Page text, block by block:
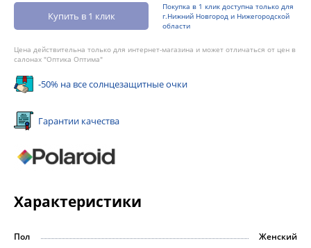
Купить в 1 клик
Покупка в 1 клик доступна только для
г.Нижний Новгород и Нижегородской
области
Цена действительна только для интернет-магазина и может отличаться от цен в
салонах "Оптика Оптима"
-50% на все солнцезащитные очки
Гарантии качества
Характеристики
Пол
Женский